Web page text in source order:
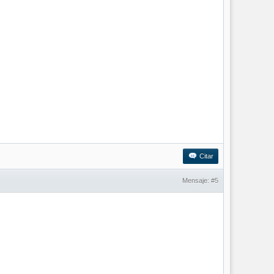
Citar
Mensaje: #5